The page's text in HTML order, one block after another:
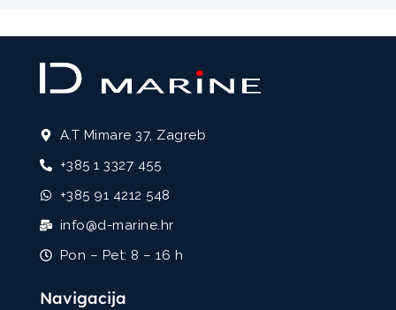
A.T Mimare 37, Zagreb
+385 1 3327 455
+385 91 4212 548
info@d-marine.hr
Pon – Pet: 8 – 16 h
Navigacija